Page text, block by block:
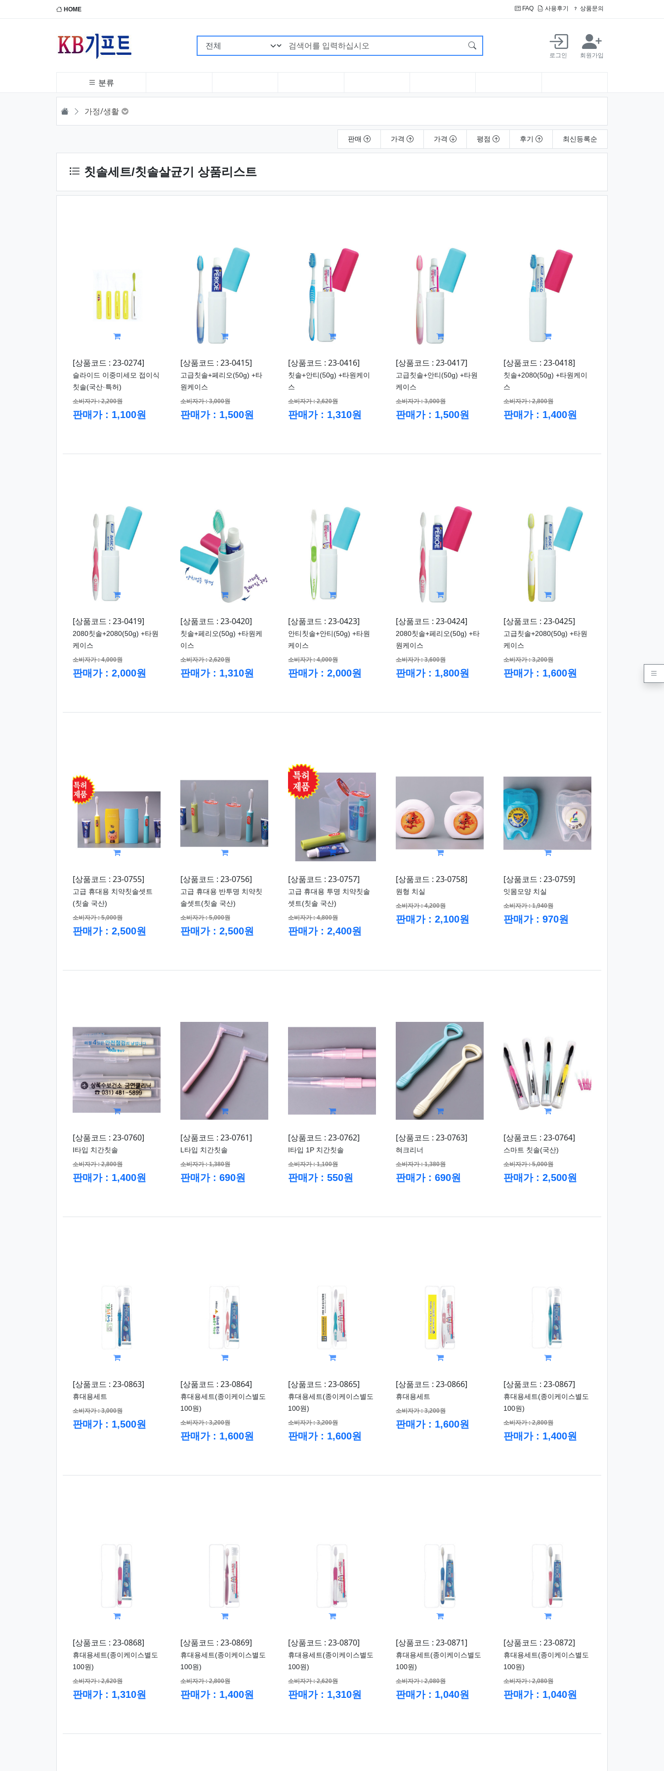
HOME FAQ 사용후기 상품문의
검색어 필수
로그인 회원가입
분류
HOME 가정/생활
판매 가격 가격 평점 후기 최신등록순
칫솔세트/칫솔살균기 상품리스트
[상품코드 : 23-0274]
슬라이드 이중미세모 접이식
칫솔(국산·특허)
소비자가 : 2,200원
판매가 : 1,100원
[상품코드 : 23-0415]
고급칫솔+페리오(50g) +타
원케이스
소비자가 : 3,000원
판매가 : 1,500원
[상품코드 : 23-0416]
칫솔+안티(50g) +타원케이
스
소비자가 : 2,620원
판매가 : 1,310원
[상품코드 : 23-0417]
고급칫솔+안티(50g) +타원
케이스
소비자가 : 3,000원
판매가 : 1,500원
[상품코드 : 23-0418]
칫솔+2080(50g) +타원케이
스
소비자가 : 2,800원
판매가 : 1,400원
[상품코드 : 23-0419]
2080칫솔+2080(50g) +타원
케이스
소비자가 : 4,000원
판매가 : 2,000원
[상품코드 : 23-0420]
칫솔+페리오(50g) +타원케
이스
소비자가 : 2,620원
판매가 : 1,310원
[상품코드 : 23-0423]
안티칫솔+안티(50g) +타원
케이스
소비자가 : 4,000원
판매가 : 2,000원
[상품코드 : 23-0424]
2080칫솔+페리오(50g) +타
원케이스
소비자가 : 3,600원
판매가 : 1,800원
[상품코드 : 23-0425]
고급칫솔+2080(50g) +타원
케이스
소비자가 : 3,200원
판매가 : 1,600원
[상품코드 : 23-0755]
고급 휴대용 치약칫솔셋트
(칫솔 국산)
소비자가 : 5,000원
판매가 : 2,500원
[상품코드 : 23-0756]
고급 휴대용 반투명 치약칫
솔셋트(칫솔 국산)
소비자가 : 5,000원
판매가 : 2,500원
[상품코드 : 23-0757]
고급 휴대용 투명 치약칫솔
셋트(칫솔 국산)
소비자가 : 4,800원
판매가 : 2,400원
[상품코드 : 23-0758]
원형 치실
소비자가 : 4,200원
판매가 : 2,100원
[상품코드 : 23-0759]
잇몸모양 치실
소비자가 : 1,940원
판매가 : 970원
[상품코드 : 23-0760]
I타입 치간칫솔
소비자가 : 2,800원
판매가 : 1,400원
[상품코드 : 23-0761]
L타입 치간칫솔
소비자가 : 1,380원
판매가 : 690원
[상품코드 : 23-0762]
I타입 1P 치간칫솔
소비자가 : 1,100원
판매가 : 550원
[상품코드 : 23-0763]
혀크리너
소비자가 : 1,380원
판매가 : 690원
[상품코드 : 23-0764]
스마트 칫솔(국산)
소비자가 : 5,000원
판매가 : 2,500원
[상품코드 : 23-0863]
휴대용세트
소비자가 : 3,000원
판매가 : 1,500원
[상품코드 : 23-0864]
휴대용세트(종이케이스별도
100원)
소비자가 : 3,200원
판매가 : 1,600원
[상품코드 : 23-0865]
휴대용세트(종이케이스별도
100원)
소비자가 : 3,200원
판매가 : 1,600원
[상품코드 : 23-0866]
휴대용세트
소비자가 : 3,200원
판매가 : 1,600원
[상품코드 : 23-0867]
휴대용세트(종이케이스별도
100원)
소비자가 : 2,800원
판매가 : 1,400원
[상품코드 : 23-0868]
휴대용세트(종이케이스별도
100원)
소비자가 : 2,620원
판매가 : 1,310원
[상품코드 : 23-0869]
휴대용세트(종이케이스별도
100원)
소비자가 : 2,800원
판매가 : 1,400원
[상품코드 : 23-0870]
휴대용세트(종이케이스별도
100원)
소비자가 : 2,620원
판매가 : 1,310원
[상품코드 : 23-0871]
휴대용세트(종이케이스별도
100원)
소비자가 : 2,080원
판매가 : 1,040원
[상품코드 : 23-0872]
휴대용세트(종이케이스별도
100원)
소비자가 : 2,080원
판매가 : 1,040원